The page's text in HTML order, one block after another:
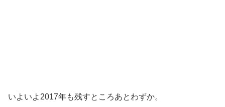
いよいよ2017年も残すところあとわずか。